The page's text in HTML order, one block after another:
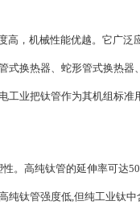
高，机械性能优越。它广泛
式换热器、蛇形管式换热器
工业把钛管作为其机组标准
性。高纯钛管的延伸率可达
纯钛管强度低,但纯工业钛